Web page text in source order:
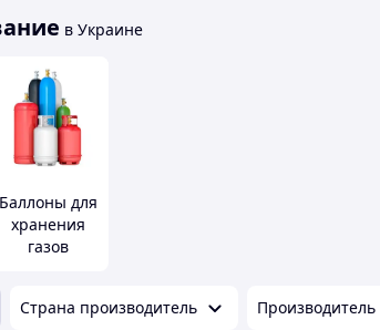
в Украине
Баллоны для
хранения
газов
Страна производитель Производитель